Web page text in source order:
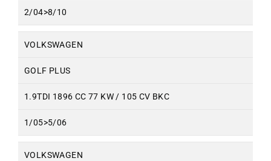
2/04>8/10
VOLKSWAGEN
GOLF PLUS
1.9TDI 1896 CC 77 KW / 105 CV BKC
1/05>5/06
VOLKSWAGEN